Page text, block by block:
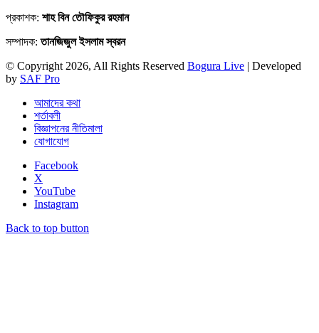
প্রকাশক: শাহ বিন তৌফিকুর রহমান
সম্পাদক:তানজিজুল ইসলাম স্বরন
© Copyright 2026, All Rights Reserved Bogura Live | Developed
by SAF Pro
আমাদের কথা
শর্তাবলী
বিজ্ঞাপনের নীতিমালা
যোগাযোগ
Facebook
X
YouTube
Instagram
Back to top button